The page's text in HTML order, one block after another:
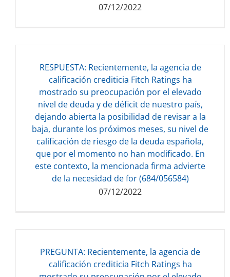
07/12/2022
Descarga del documento:
133.00 KB
RESPUESTA: Recientemente, la agencia de
calificación crediticia Fitch Ratings ha
mostrado su preocupación por el elevado
nivel de deuda y de déficit de nuestro país,
dejando abierta la posibilidad de revisar a la
baja, durante los próximos meses, su nivel de
calificación de riesgo de la deuda española,
que por el momento no han modificado. En
este contexto, la mencionada firma advierte
de la necesidad de for (684/056584)
07/12/2022
PREGUNTA: Recientemente, la agencia de
calificación crediticia Fitch Ratings ha